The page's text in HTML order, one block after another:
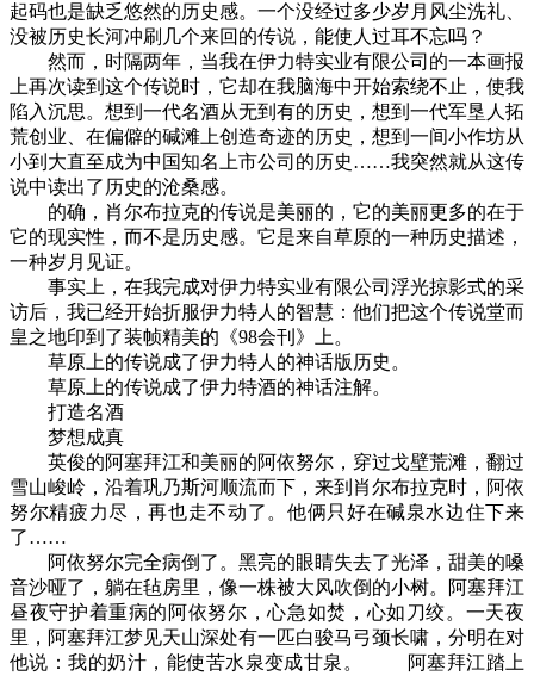
起码也是缺乏悠然的历史感。一个没经过多少岁月风尘洗礼、
没被历史长河冲刷几个来回的传说，能使人过耳不忘吗？
然而，时隔两年，当我在伊力特实业有限公司的一本画报
上再次读到这个传说时，它却在我脑海中开始索绕不止，使我
陷入沉思。想到一代名酒从无到有的历史，想到一代军垦人拓
荒创业、在偏僻的碱滩上创造奇迹的历史，想到一间小作坊从
小到大直至成为中国知名上市公司的历史……我突然就从这传
说中读出了历史的沧桑感。
的确，肖尔布拉克的传说是美丽的，它的美丽更多的在于
它的现实性，而不是历史感。它是来自草原的一种历史描述，
一种岁月见证。
事实上，在我完成对伊力特实业有限公司浮光掠影式的采
访后，我已经开始折服伊力特人的智慧：他们把这个传说堂而
皇之地印到了装帧精美的《98会刊》上。
草原上的传说成了伊力特人的神话版历史。
草原上的传说成了伊力特酒的神话注解。
打造名酒
梦想成真
英俊的阿塞拜江和美丽的阿依努尔，穿过戈壁荒滩，翻过
雪山峻岭，沿着巩乃斯河顺流而下，来到肖尔布拉克时，阿依
努尔精疲力尽，再也走不动了。他俩只好在碱泉水边住下来
了……
阿依努尔完全病倒了。黑亮的眼睛失去了光泽，甜美的嗓
音沙哑了，躺在毡房里，像一株被大风吹倒的小树。阿塞拜江
昼夜守护着重病的阿依努尔，心急如焚，心如刀绞。一天夜
里，阿塞拜江梦见天山深处有一匹白骏马弓颈长啸，分明在对
他说：我的奶汁，能使苦水泉变成甘泉。 阿塞拜江踏上